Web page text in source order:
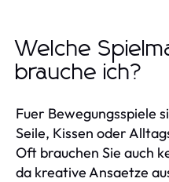
Welche
brauche ich?
Fuer Bewegungsspiele
Seile, Kissen oder
Oft brauchen Sie auch
da kreative Ansaetze